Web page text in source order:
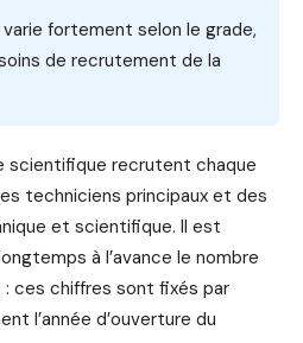
fortement selon le grade,
de recrutement de la
scientifique recrutent chaque
techniciens principaux et des
et scientifique. Il est
à l’avance le nombre
ces chiffres sont fixés par
l’année d’ouverture du